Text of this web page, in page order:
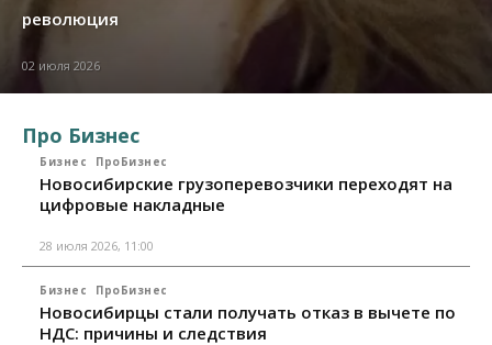
революция
02 июля 2026
Про Бизнес
Бизнес ПроБизнес
Новосибирские грузоперевозчики переходят на
цифровые накладные
28 июля 2026, 11:00
Бизнес ПроБизнес
Новосибирцы стали получать отказ в вычете по
НДС: причины и следствия